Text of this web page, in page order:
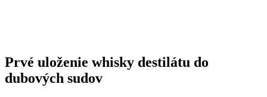
Prvé uloženie whisky destilátu do
dubových sudov